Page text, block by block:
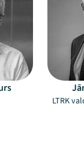
LTRK